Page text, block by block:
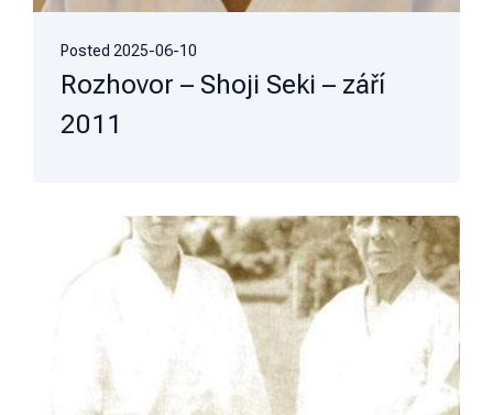
Posted 2025-06-10
Rozhovor – Shoji Seki – září
2011